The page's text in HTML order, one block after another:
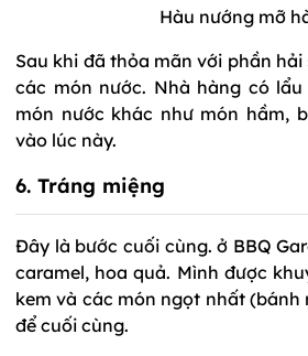
Hàu nướng mỡ
Sau khi đã thỏa mãn với phần
các món nước. Nhà hàng có
món nước khác như món hầm,
vào lúc này.
6. Tráng miệng
Đây là bước cuối cùng. ở BBQ
caramel, hoa quả. Mình được
kem và các món ngọt nhất (bánh
để cuối cùng.